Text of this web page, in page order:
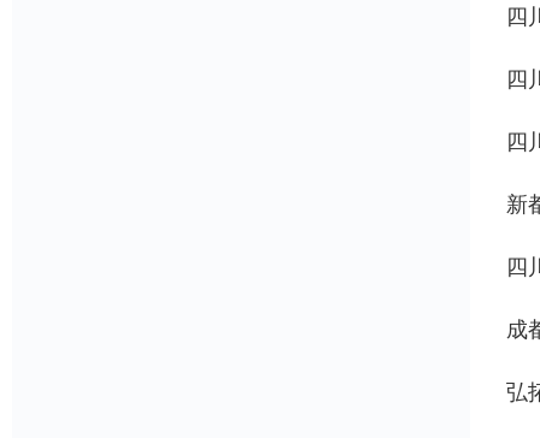
四
四
四
新
四
成
弘